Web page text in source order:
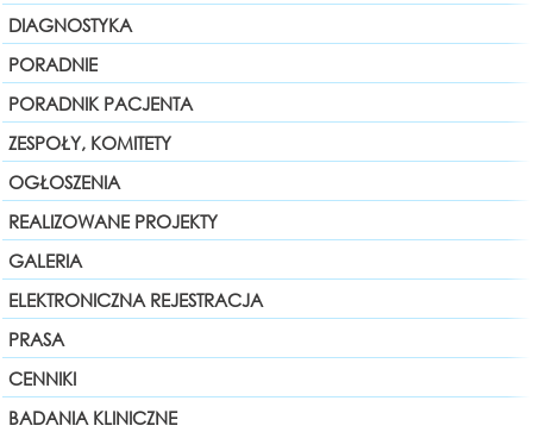
DIAGNOSTYKA
PORADNIE
PORADNIK PACJENTA
ZESPOŁY, KOMITETY
OGŁOSZENIA
REALIZOWANE PROJEKTY
GALERIA
ELEKTRONICZNA REJESTRACJA
PRASA
CENNIKI
BADANIA KLINICZNE